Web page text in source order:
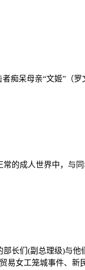
痴呆母亲“文姬”（
的成人世界中，与
长们(副总理级)与
易女工笼城事件、